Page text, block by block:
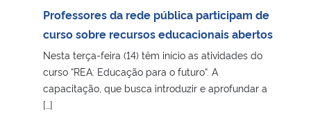
Professores da rede pública participam de
curso sobre recursos educacionais abertos
Nesta terça-feira (14) têm início as atividades do
curso “REA: Educação para o futuro“. A
capacitação, que busca introduzir e aprofundar a
[…]